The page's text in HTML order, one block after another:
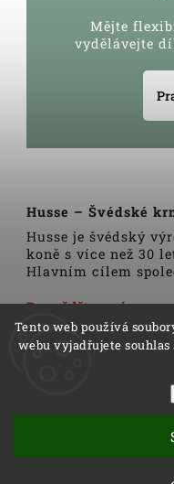
Tento web používá
webu vyjadřujete
Mějte
vydělávejte
Husse – Švédské
Husse je švédský
koně s více než 30
Hlavním cílem
Veškerá krmiva,
vyrobeny pouze z
vybraných surovin.
podle tradičních
výrobní linky
Distributoři
Dozvědět se více
Copyright 2026